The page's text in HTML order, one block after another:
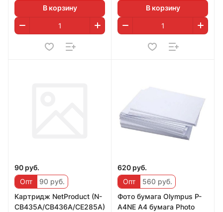
В корзину В корзину
90 руб.
Опт
90 руб.
Картридж NetProduct (N-
CB435A/CB436A/CE285A)
620 руб.
Опт
560 руб.
Фото бумага Olympus P-
A4NE A4 бумага Photo